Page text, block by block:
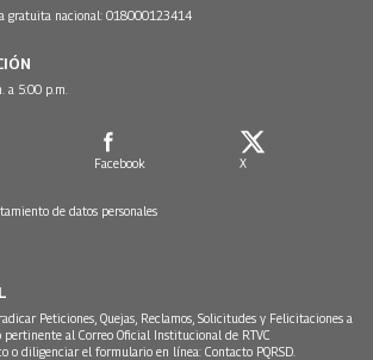
gratuita nacional: 018000123414
a 5:00 p.m.
Facebook X
de datos personales
Peticiones, Quejas, Reclamos, Solicitudes y Felicitaciones a
al Correo Oficial Institucional de RTVC
o diligenciar el formulario en línea: Contacto PQRSD.